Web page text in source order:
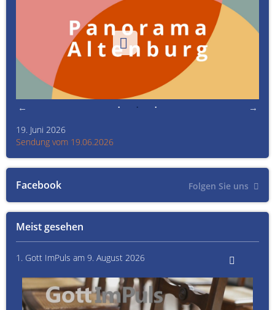
Meist gesehen
1. Gott ImPuls am 9. August 2026
Facebook Folgen Sie uns
19. Juni 2026
Sendung vom 19.06.2026